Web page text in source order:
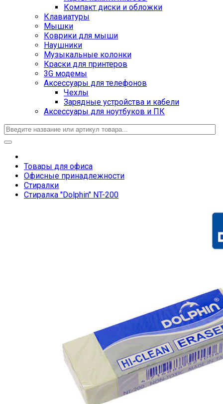
Компакт диски и обложки
Клавиатуры
Мышки
Коврики для мыши
Наушники
Музыкальные колонки
Краски для принтеров
3G модемы
Аксессуары для телефонов
Чехлы
Зарядные устройства и кабели
Аксессуары для ноутбуков и ПК
Товары для офиса
Офисные принадлежности
Стиралки
Стиралка "Dolphin" NT-200